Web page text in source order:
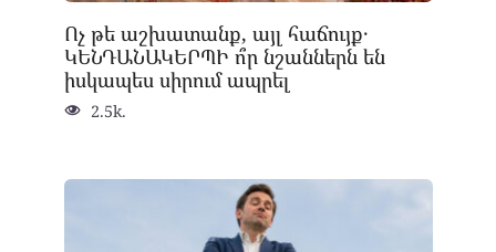
Ոչ թե աշխատանք, այլ հաճույք․
ԿԵՆԴԱՆԱԿԵՐՊԻ ո՞ր նշաններն են
իսկապես սիրում ապրել
2.5k.